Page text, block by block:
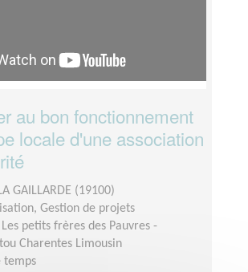
au bon fonctionnement
locale d'une association
GAILLARDE (19100)
Gestion de projets
Les petits frères des Pauvres -
Charentes Limousin
temps